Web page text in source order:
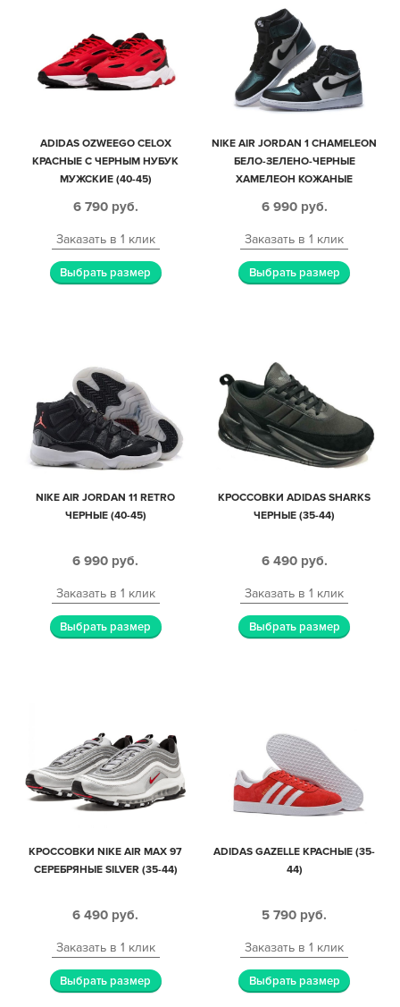
ADIDAS OZWEEGO CELOX
КРАСНЫЕ С ЧЕРНЫМ НУБУК
МУЖСКИЕ (40-45)
6 790 руб.
Заказать в 1 клик
Выбрать размер
NIKE AIR JORDAN 1 CHAMELEON
БЕЛО-ЗЕЛЕНО-ЧЕРНЫЕ
ХАМЕЛЕОН КОЖАНЫЕ
6 990 руб.
Заказать в 1 клик
Выбрать размер
NIKE AIR JORDAN 11 RETRO
ЧЕРНЫЕ (40-45)
6 990 руб.
Заказать в 1 клик
Выбрать размер
КРОССОВКИ ADIDAS SHARKS
ЧЕРНЫЕ (35-44)
6 490 руб.
Заказать в 1 клик
Выбрать размер
КРОССОВКИ NIKE AIR MAX 97
СЕРЕБРЯНЫЕ SILVER (35-44)
6 490 руб.
Заказать в 1 клик
Выбрать размер
ADIDAS GAZELLE КРАСНЫЕ (35-
44)
5 790 руб.
Заказать в 1 клик
Выбрать размер